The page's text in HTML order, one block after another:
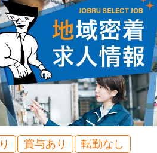
賞与あり 転勤なし